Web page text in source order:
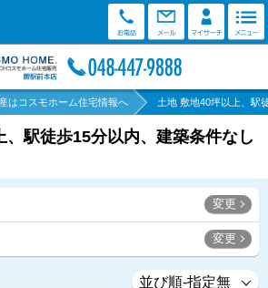
はコスモホーム住宅情報へ 土地 敷地40坪以上、駅
、駅徒歩15分以内、建築条件なし
変更
変更